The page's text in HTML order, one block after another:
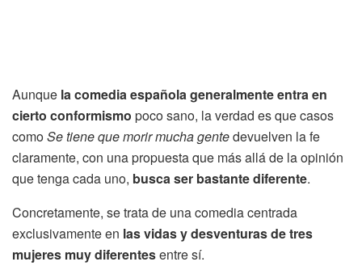
Aunque la comedia española generalmente entra en
cierto conformismo poco sano, la verdad es que casos
comoSe tiene que morir mucha gentedevuelven la fe
claramente, con una propuesta que más allá de la opinión
que tenga cada uno, busca ser bastante diferente.
Concretamente, se trata de una comedia centrada
exclusivamente en las vidas y desventuras de tres
mujeres muy diferentesentre sí.